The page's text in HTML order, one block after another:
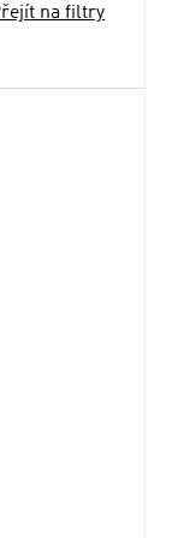
na filtry